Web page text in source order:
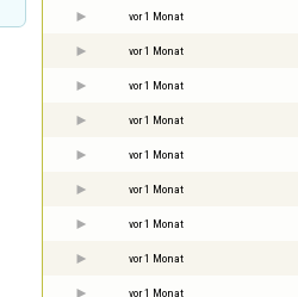
vor 1 Monat
vor 1 Monat
vor 1 Monat
vor 1 Monat
vor 1 Monat
vor 1 Monat
vor 1 Monat
vor 1 Monat
vor 1 Monat